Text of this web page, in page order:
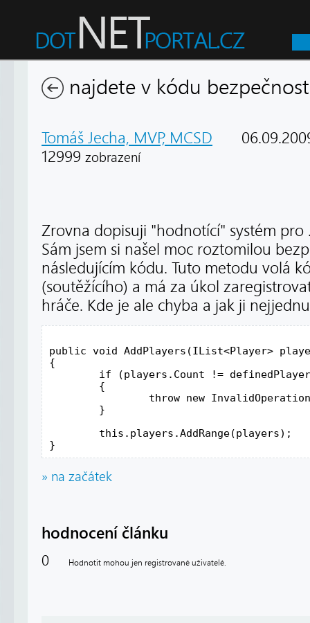
najdete v kódu
Tomáš Jecha, MVP, MCSD
12999 zobrazení
Zrovna dopisuji "hodnotící" systém pro
Sám jsem si našel moc roztomilou
následujícím kódu. Tuto metodu volá
(soutěžícího) a má za úkol
hráče. Kde je ale chyba a jak ji
public void AddPlayers(IList<Player>
{
» na začátek
hodnocení článku
0 Hodnotit mohou jen registrované uživatelé.